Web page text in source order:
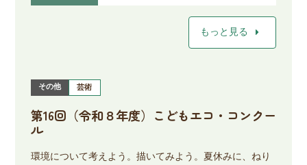
もっと見る arrow_right
その他 芸術
第16回（令和８年度）こどもエコ・コンクー
ル
環境について考えよう。描いてみよう。夏休みに、ねり